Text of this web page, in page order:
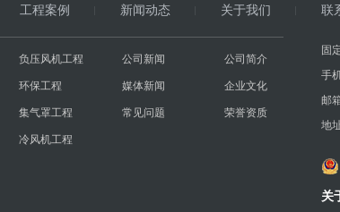
工程案例 新闻动态 关于我们 联
负压风机工程
环保工程
集气罩工程
冷风机工程
公司新闻
媒体新闻
常见问题
公司简介
企业文化
荣誉资质
固
手
邮
地
关